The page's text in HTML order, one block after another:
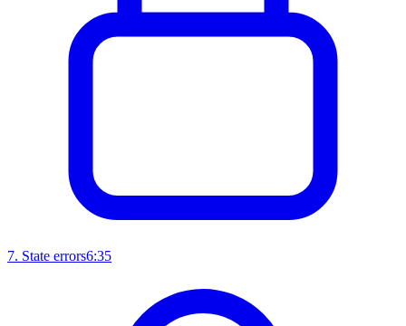
7. State errors6:35